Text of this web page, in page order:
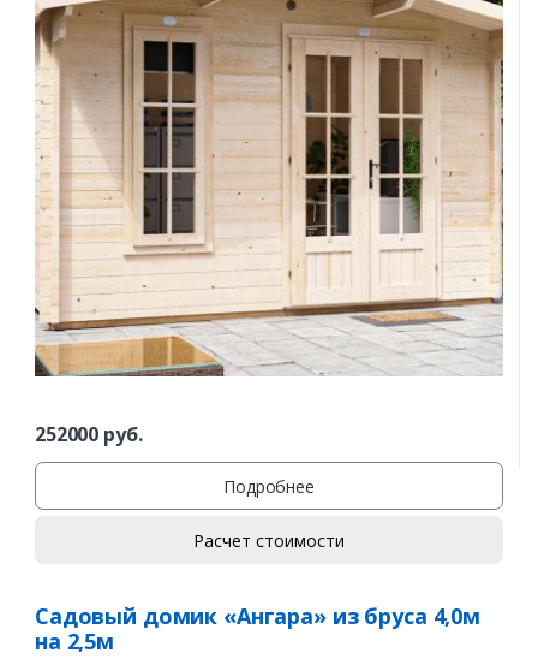
252000 руб.
Подробнее
Расчет стоимости
Садовый домик «Ангара» из бруса 4,0м
на 2,5м